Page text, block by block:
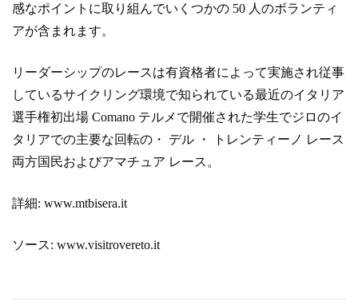
感なポイントに取り組んでいくつかの 50 人のボランティ
アが含まれます。
リーダーシップのレースは有資格者によって実施され従事
しているサイクリング環境で知られている最近のイタリア
選手権初出場 Comano テルメで開催された学生でジロのイ
タリアでの主要な回転の・ デル ・ トレンティーノ レース
両方国民およびアマチュア レース。
詳細: www.mtbisera.it
ソース: www.visitrovereto.it